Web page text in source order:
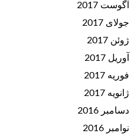
آگوست 2017
جولای 2017
ژوئن 2017
آوریل 2017
فوریه 2017
ژانویه 2017
دسامبر 2016
نوامبر 2016